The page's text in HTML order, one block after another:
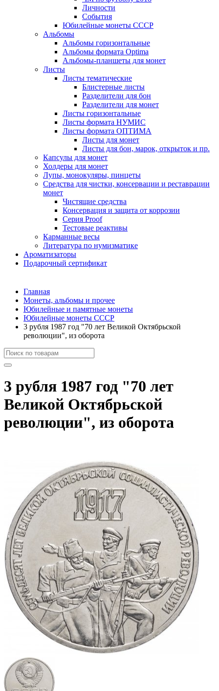
Личности
События
Юбилейные монеты СССР
Альбомы
Альбомы горизонтальные
Альбомы формата Optima
Альбомы-планшеты для монет
Листы
Листы тематические
Блистерные листы
Разделители для бон
Разделители для монет
Листы горизонтальные
Листы формата НУМИС
Листы формата ОПТИМА
Листы для монет
Листы для бон, марок, открыток и пр.
Капсулы для монет
Холдеры для монет
Лупы, монокуляры, пинцеты
Средства для чистки, консервации и реставрации
монет
Чистящие средства
Консервация и защита от коррозии
Серия Proof
Тестовые реактивы
Карманные весы
Литература по нумизматике
Ароматизаторы
Подарочный сертификат
Главная
Монеты, альбомы и прочее
Юбилейные и памятные монеты
Юбилейные монеты СССР
3 рубля 1987 год "70 лет Великой Октябрьской
революции", из оборота
3 рубля 1987 год "70 лет
Великой Октябрьской
революции", из оборота